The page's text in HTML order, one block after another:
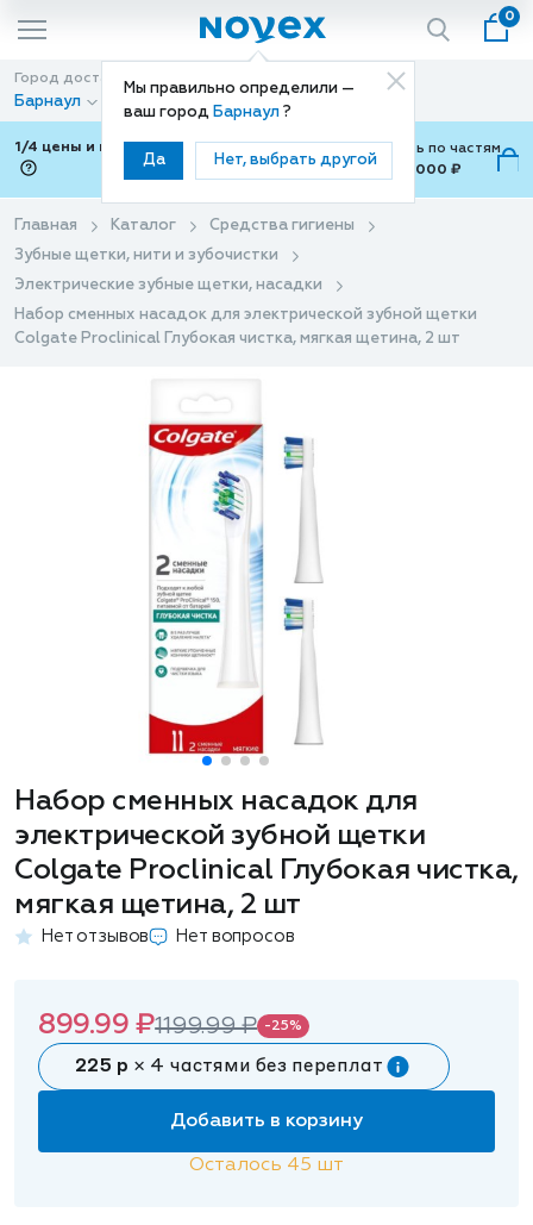
Мы правильно определили —
ваш город Барнаул ?
Да Нет, выбрать другой
0
Город доставки
Барнаул
Способ доставки
Доставка
1/4 цены и покупки ваши с Подели
Можно оплатить по частям
от 700 ₽ до 15,000 ₽
Главная Каталог
Средства гигиены
Зубные щетки, нити и зубочистки
Электрические зубные щетки, насадки
Набор сменных насадок для электрической зубной щетки
Colgate Proclinical Глубокая чистка, мягкая щетина, 2 шт
Набор сменных насадок для
электрической зубной щетки
Colgate Proclinical Глубокая чистка,
мягкая щетина, 2 шт
Нет отзывов Нет вопросов
899.99 ₽1199.99 ₽ -25%
225 р × 4 частями без переплат
Добавить в корзину
Осталось 45 шт